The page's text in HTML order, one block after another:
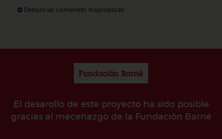
Denunciar contenido inapropiado
El desarollo de este proyecto ha sido posible
gracias al mecenazgo de la Fundación Barrié